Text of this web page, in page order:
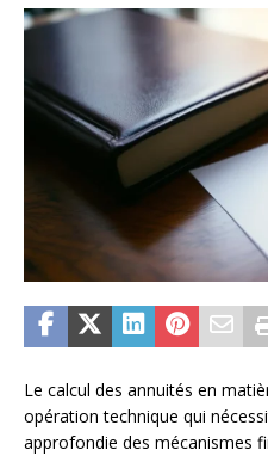
Le calcul des annuités en
opération technique qui
approfondie des mécanismes